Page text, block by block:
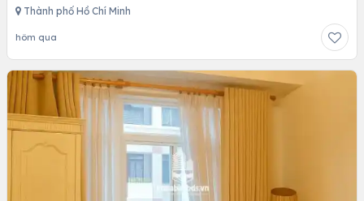
Thành phố Hồ Chí Minh
hôm qua